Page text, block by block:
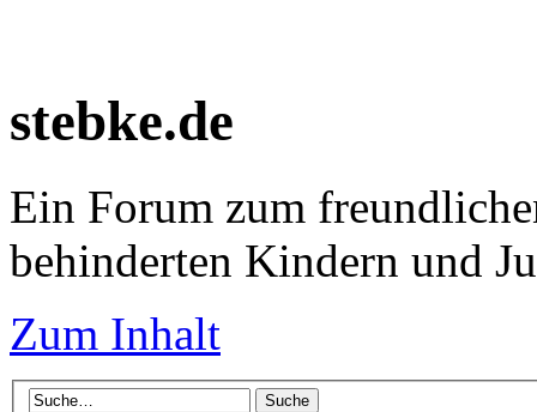
stebke.de
Ein Forum zum
behinderten Kindern und
Zum Inhalt